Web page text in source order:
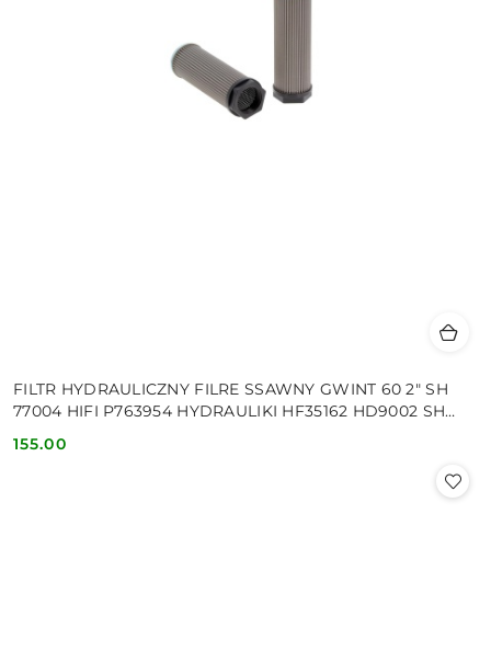
FILTR HYDRAULICZNY FILRE SSAWNY GWINT 60 2" SH
77004 HIFI P763954 HYDRAULIKI HF35162 HD9002 SH
Cena:
155.00